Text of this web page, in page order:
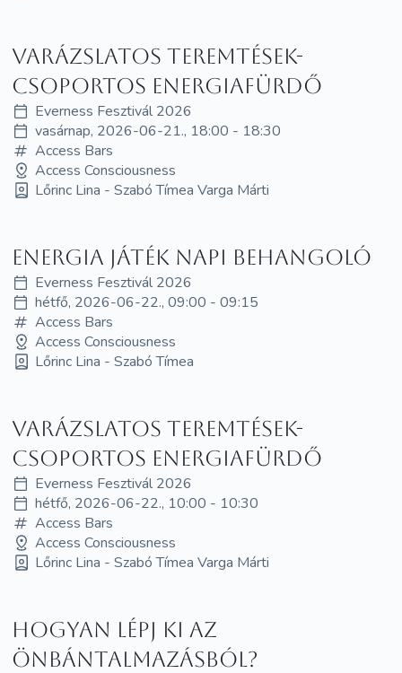
Varázslatos teremtések-
Csoportos energiafürdő
Everness Fesztivál 2026
vasárnap, 2026-06-21., 18:00 - 18:30
Access Bars
Access Consciousness
Lőrinc Lina - Szabó Tímea Varga Márti
Energia játék napi behangoló
Everness Fesztivál 2026
hétfő, 2026-06-22., 09:00 - 09:15
Access Bars
Access Consciousness
Lőrinc Lina - Szabó Tímea
Varázslatos teremtések-
Csoportos energiafürdő
Everness Fesztivál 2026
hétfő, 2026-06-22., 10:00 - 10:30
Access Bars
Access Consciousness
Lőrinc Lina - Szabó Tímea Varga Márti
Hogyan lépj ki az
önbántalmazásból?